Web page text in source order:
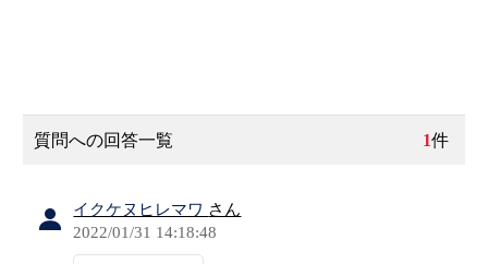
質問への回答一覧 1件
イクケヌヒレマワ さん
2022/01/31 14:18:48